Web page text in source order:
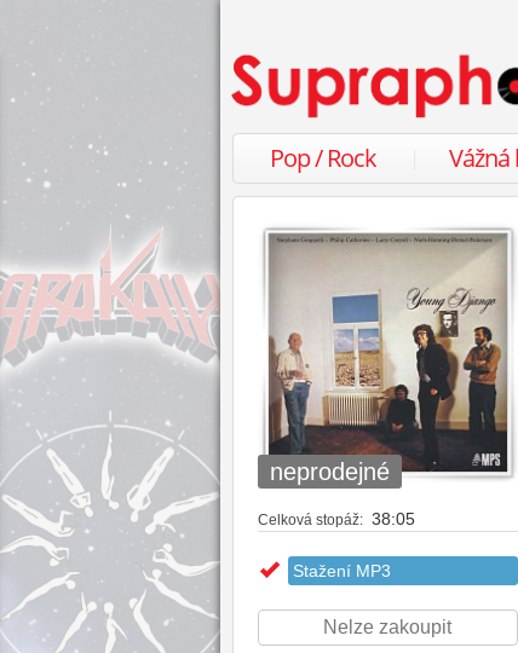
Pop / Rock
neprodejné
Celková stopáž: 38:05
Stažení MP3
Nelze zakoupit